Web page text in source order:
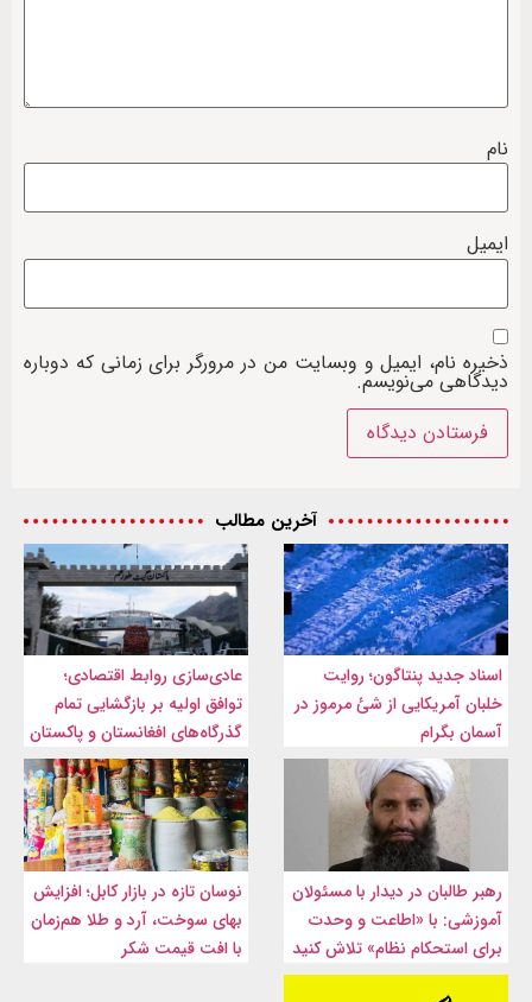
نام
ایمیل
ذخیره نام، ایمیل و وبسایت من در مرورگر برای زمانی که دوباره
دیدگاهی می‌نویسم.
آخرین مطالب
اسناد جدید پنتاگون؛ روایت
خلبان آمریکایی از شئ مرموز در
آسمان بگرام
عادی‌سازی روابط اقتصادی؛
توافق اولیه بر بازگشایی تمام
گذرگاه‌های افغانستان و پاکستان
رهبر طالبان در دیدار با مسئولان
آموزشی: با «اطاعت و وحدت
برای استحکام نظام» تلاش کنید
نوسان تازه در بازار کابل؛ افزایش
بهای سوخت، آرد و طلا هم‌زمان
با افت قیمت شکر